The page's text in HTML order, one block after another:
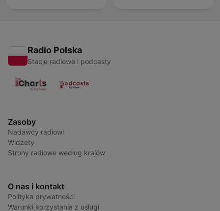
Radio Polska
Stacje radiowe i podcasty
Zasoby
Nadawcy radiowi
Widżety
Strony radiowe według krajów
O nas i kontakt
Polityka prywatności
Warunki korzystania z usługi